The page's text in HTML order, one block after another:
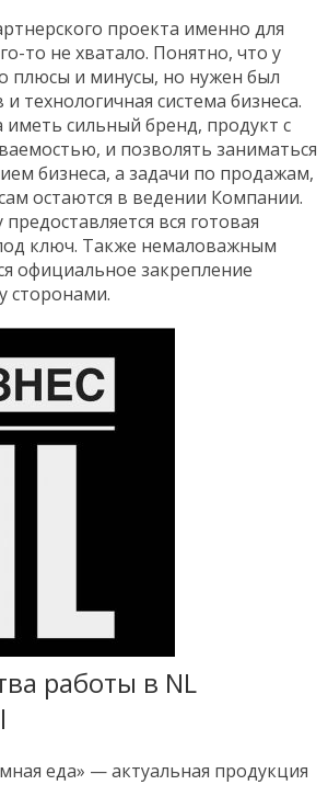
проекта именно для
то не хватало. Понятно, что у
плюсы и минусы, но нужен был
технологичная система бизнеса.
сильный бренд, продукт с
и позволять заниматься
бизнеса, а задачи по продажам,
остаются в ведении Компании.
вся готовая
ключ. Также немаловажным
официальное закрепление
сторонами.
работы в NL
еда» — актуальная продукция